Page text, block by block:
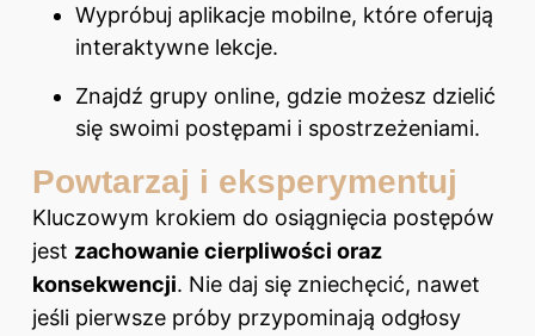
Wypróbuj aplikacje mobilne, które oferują
interaktywne lekcje.
Znajdź grupy online, gdzie możesz dzielić
się swoimi postępami i spostrzeżeniami.
Powtarzaj i eksperymentuj
Kluczowym krokiem do osiągnięcia postępów
jest zachowanie cierpliwości oraz
konsekwencji. Nie daj się zniechęcić, nawet
jeśli pierwsze próby przypominają odgłosy